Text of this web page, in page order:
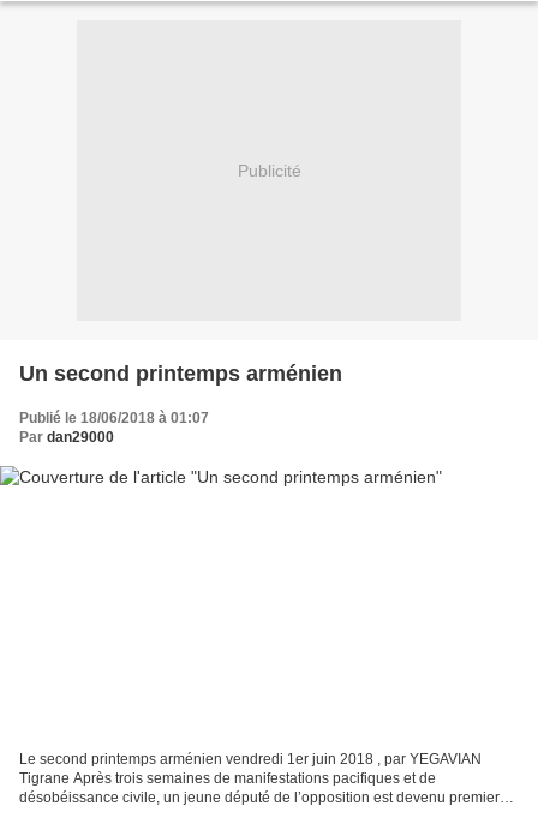
Publicité
Un second printemps arménien
Publié le 18/06/2018 à 01:07
Par dan29000
Le second printemps arménien vendredi 1er juin 2018 , par YEGAVIAN
Tigrane Après trois semaines de manifestations pacifiques et de
désobéissance civile, un jeune député de l’opposition est devenu premier